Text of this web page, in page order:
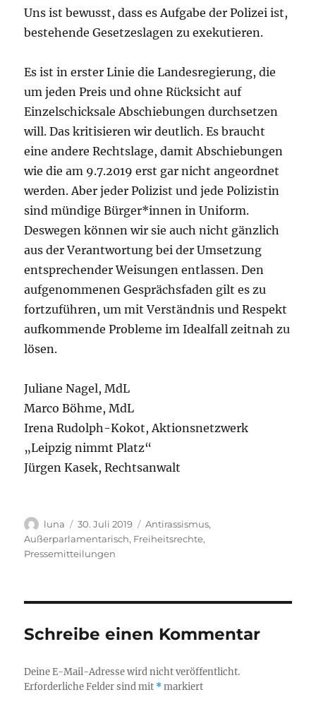
Uns ist bewusst, dass es Aufgabe der Polizei ist,
bestehende Gesetzeslagen zu exekutieren.
Es ist in erster Linie die Landesregierung, die
um jeden Preis und ohne Rücksicht auf
Einzelschicksale Abschiebungen durchsetzen
will. Das kritisieren wir deutlich. Es braucht
eine andere Rechtslage, damit Abschiebungen
wie die am 9.7.2019 erst gar nicht angeordnet
werden. Aber jeder Polizist und jede Polizistin
sind mündige Bürger*innen in Uniform.
Deswegen können wir sie auch nicht gänzlich
aus der Verantwortung bei der Umsetzung
entsprechender Weisungen entlassen. Den
aufgenommenen Gesprächsfaden gilt es zu
fortzuführen, um mit Verständnis und Respekt
aufkommende Probleme im Idealfall zeitnah zu
lösen.
Juliane Nagel, MdL
Marco Böhme, MdL
Irena Rudolph-Kokot, Aktionsnetzwerk
„Leipzig nimmt Platz“
Jürgen Kasek, Rechtsanwalt
Autor
luna
Veröffentlicht
am
30. Juli 2019 Kategorien
Antirassismus,
Außerparlamentarisch, Freiheitsrechte,
Pressemitteilungen
Schreibe einen Kommentar
Deine E-Mail-Adresse wird nicht veröffentlicht.
Erforderliche Felder sind mit *markiert